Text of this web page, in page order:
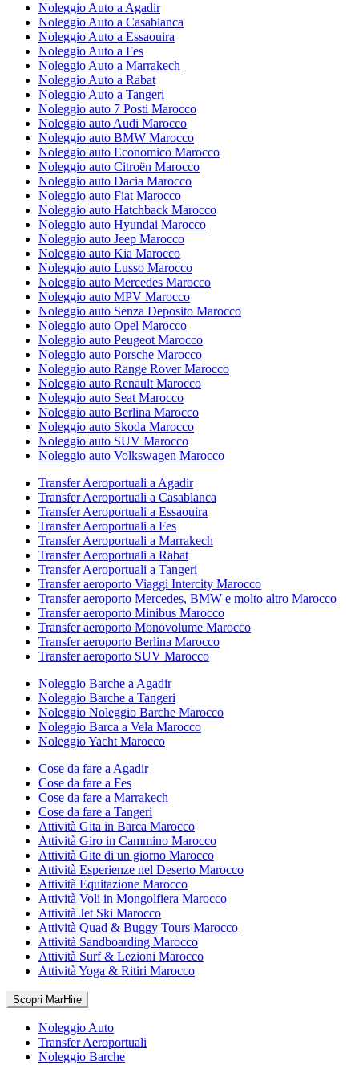
Noleggio Auto a Agadir
Noleggio Auto a Casablanca
Noleggio Auto a Essaouira
Noleggio Auto a Fes
Noleggio Auto a Marrakech
Noleggio Auto a Rabat
Noleggio Auto a Tangeri
Noleggio auto 7 Posti Marocco
Noleggio auto Audi Marocco
Noleggio auto BMW Marocco
Noleggio auto Economico Marocco
Noleggio auto Citroën Marocco
Noleggio auto Dacia Marocco
Noleggio auto Fiat Marocco
Noleggio auto Hatchback Marocco
Noleggio auto Hyundai Marocco
Noleggio auto Jeep Marocco
Noleggio auto Kia Marocco
Noleggio auto Lusso Marocco
Noleggio auto Mercedes Marocco
Noleggio auto MPV Marocco
Noleggio auto Senza Deposito Marocco
Noleggio auto Opel Marocco
Noleggio auto Peugeot Marocco
Noleggio auto Porsche Marocco
Noleggio auto Range Rover Marocco
Noleggio auto Renault Marocco
Noleggio auto Seat Marocco
Noleggio auto Berlina Marocco
Noleggio auto Skoda Marocco
Noleggio auto SUV Marocco
Noleggio auto Volkswagen Marocco
Transfer Aeroportuali a Agadir
Transfer Aeroportuali a Casablanca
Transfer Aeroportuali a Essaouira
Transfer Aeroportuali a Fes
Transfer Aeroportuali a Marrakech
Transfer Aeroportuali a Rabat
Transfer Aeroportuali a Tangeri
Transfer aeroporto Viaggi Intercity Marocco
Transfer aeroporto Mercedes, BMW e molto altro Marocco
Transfer aeroporto Minibus Marocco
Transfer aeroporto Monovolume Marocco
Transfer aeroporto Berlina Marocco
Transfer aeroporto SUV Marocco
Noleggio Barche a Agadir
Noleggio Barche a Tangeri
Noleggio Noleggio Barche Marocco
Noleggio Barca a Vela Marocco
Noleggio Yacht Marocco
Cose da fare a Agadir
Cose da fare a Fes
Cose da fare a Marrakech
Cose da fare a Tangeri
Attività Gita in Barca Marocco
Attività Giro in Cammino Marocco
Attività Gite di un giorno Marocco
Attività Esperienze nel Deserto Marocco
Attività Equitazione Marocco
Attività Voli in Mongolfiera Marocco
Attività Jet Ski Marocco
Attività Quad & Buggy Tours Marocco
Attività Sandboarding Marocco
Attività Surf & Lezioni Marocco
Attività Yoga & Ritiri Marocco
Scopri MarHire
Noleggio Auto
Transfer Aeroportuali
Noleggio Barche